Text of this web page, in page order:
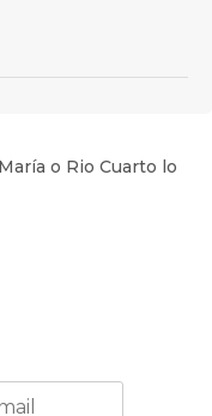
o Rio Cuarto lo